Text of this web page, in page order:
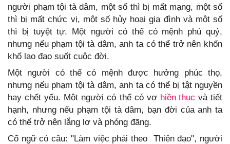
người phạm tội tà dâm, một số thì bị mất mạng, một số
thì bị mất chức vị, một số hủy hoại gia đình và một số
thì bị tuyệt tự. Một người có thể có mệnh phú quý,
nhưng nếu phạm tội tà dâm, anh ta có thể trở nên khốn
khổ lao đao suốt cuộc đời.
Một người có thể có mệnh được hưởng phúc thọ,
nhưng nếu phạm tội tà dâm, anh ta có thể bị tật nguyền
hay chết yểu. Một người có thể có vợ hiền thục và tiết
hạnh, nhưng nếu phạm tội tà dâm, bạn đời của anh ta
có thể trở nên lẳng lơ và phóng đãng.
Cổ ngữ có câu: "Làm việc phải theo Thiên đạo", người